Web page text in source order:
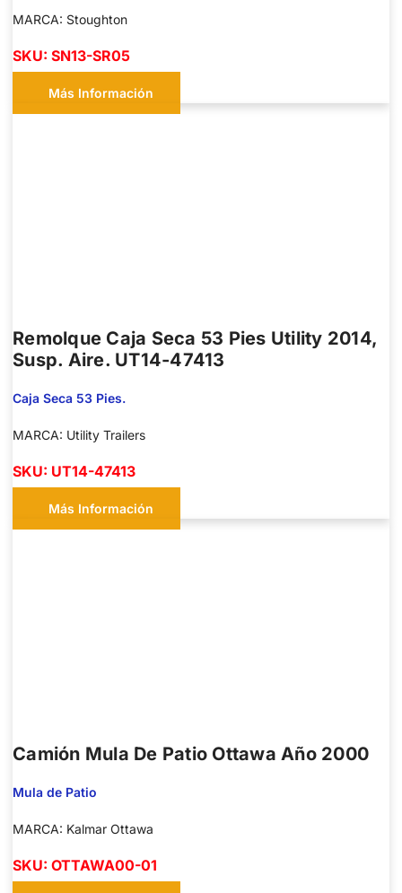
MARCA: Stoughton
SKU: SN13-SR05
Más Información
Remolque Caja Seca 53 Pies Utility 2014,
Susp. Aire. UT14-47413
Caja Seca 53 Pies.
MARCA: Utility Trailers
SKU: UT14-47413
Más Información
Camión Mula De Patio Ottawa Año 2000
Mula de Patio
MARCA: Kalmar Ottawa
SKU: OTTAWA00-01